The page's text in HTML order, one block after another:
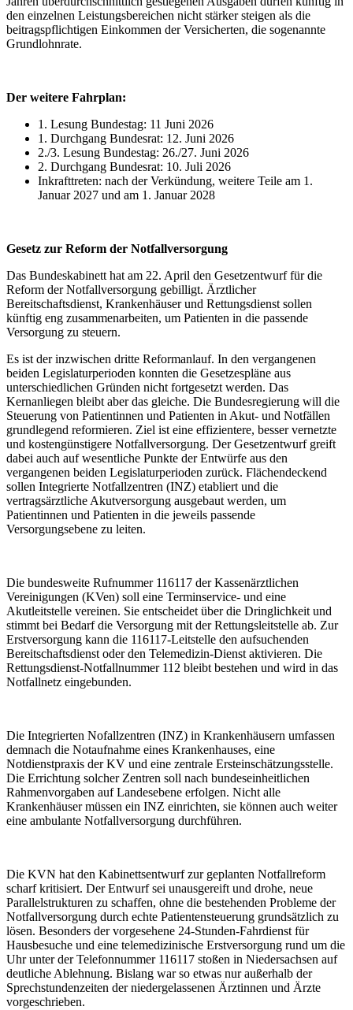
den einzelnen Leistungsbereichen nicht stärker steigen als die
beitragspflichtigen Einkommen der Versicherten, die sogenannte
Grundlohnrate.
Der weitere Fahrplan:
1. Lesung Bundestag: 11 Juni 2026
1. Durchgang Bundesrat: 12. Juni 2026
2./3. Lesung Bundestag: 26./27. Juni 2026
2. Durchgang Bundesrat: 10. Juli 2026
Inkrafttreten: nach der Verkündung, weitere Teile am 1.
Januar 2027 und am 1. Januar 2028
Gesetz zur Reform der Notfallversorgung
Das Bundeskabinett hat am 22. April den Gesetzentwurf für die
Reform der Notfallversorgung gebilligt. Ärztlicher
Bereitschaftsdienst, Krankenhäuser und Rettungsdienst sollen
künftig eng zusammenarbeiten, um Patienten in die passende
Versorgung zu steuern.
Es ist der inzwischen dritte Reformanlauf. In den vergangenen
beiden Legislaturperioden konnten die Gesetzespläne aus
unterschiedlichen Gründen nicht fortgesetzt werden. Das
Kernanliegen bleibt aber das gleiche. Die Bundesregierung will die
Steuerung von Patientinnen und Patienten in Akut- und Notfällen
grundlegend reformieren. Ziel ist eine effizientere, besser vernetzte
und kostengünstigere Notfallversorgung. Der Gesetzentwurf greift
dabei auch auf wesentliche Punkte der Entwürfe aus den
vergangenen beiden Legislaturperioden zurück. Flächendeckend
sollen Integrierte Notfallzentren (INZ) etabliert und die
vertragsärztliche Akutversorgung ausgebaut werden, um
Patientinnen und Patienten in die jeweils passende
Versorgungsebene zu leiten.
Die bundesweite Rufnummer 116117 der Kassenärztlichen
Vereinigungen (KVen) soll eine Terminservice- und eine
Akutleitstelle vereinen. Sie entscheidet über die Dringlichkeit und
stimmt bei Bedarf die Versorgung mit der Rettungsleitstelle ab. Zur
Erstversorgung kann die 116117-Leitstelle den aufsuchenden
Bereitschaftsdienst oder den Telemedizin-Dienst aktivieren. Die
Rettungsdienst-Notfallnummer 112 bleibt bestehen und wird in das
Notfallnetz eingebunden.
Die Integrierten Nofallzentren (INZ) in Krankenhäusern umfassen
demnach die Notaufnahme eines Krankenhauses, eine
Notdienstpraxis der KV und eine zentrale Ersteinschätzungsstelle.
Die Errichtung solcher Zentren soll nach bundeseinheitlichen
Rahmenvorgaben auf Landesebene erfolgen. Nicht alle
Krankenhäuser müssen ein INZ einrichten, sie können auch weiter
eine ambulante Notfallversorgung durchführen.
Die KVN hat den Kabinettsentwurf zur geplanten Notfallreform
scharf kritisiert. Der Entwurf sei unausgereift und drohe, neue
Parallelstrukturen zu schaffen, ohne die bestehenden Probleme der
Notfallversorgung durch echte Patientensteuerung grundsätzlich zu
lösen. Besonders der vorgesehene 24-Stunden-Fahrdienst für
Hausbesuche und eine telemedizinische Erstversorgung rund um die
Uhr unter der Telefonnummer 116117 stoßen in Niedersachsen auf
deutliche Ablehnung. Bislang war so etwas nur außerhalb der
Sprechstundenzeiten der niedergelassenen Ärztinnen und Ärzte
vorgeschrieben.